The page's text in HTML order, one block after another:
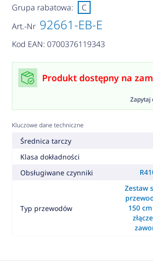
Art.-Nr 92661-EB-E
Kod EAN: 0700376119343
Grupa rabatowa: C
Produkt dostępny na
Zapytaj
Kluczowe dane techniczne
Średnica tarczy
Klasa dokładności
Obsługiwane czynniki
Typ przewodów
Zestaw
150